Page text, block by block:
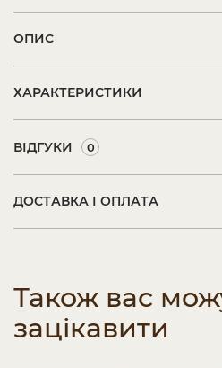
ОПИС
ХАРАКТЕРИСТИКИ
ВІДГУКИ 0
ДОСТАВКА І ОПЛАТА
Також вас
зацікавити